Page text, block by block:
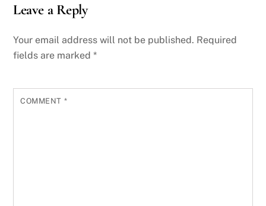
Leave a Reply
Your email address will not be published. Required
fields are marked*
COMMENT *